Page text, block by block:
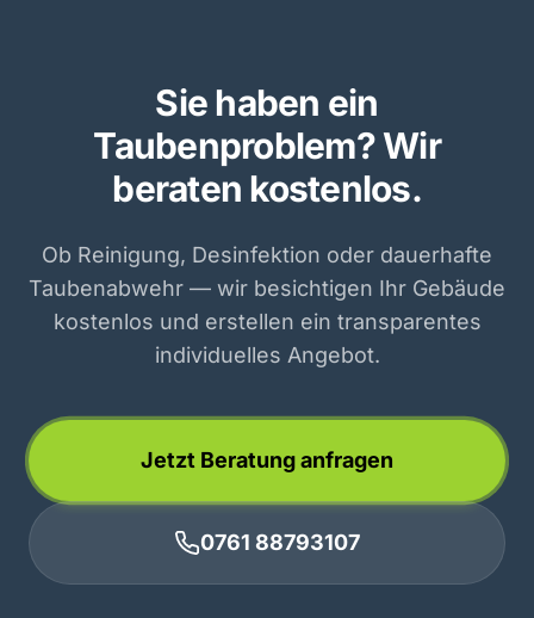
Sie haben ein
Taubenproblem? Wir
beraten kostenlos.
Ob Reinigung, Desinfektion oder dauerhafte
Taubenabwehr — wir besichtigen Ihr Gebäude
kostenlos und erstellen ein transparentes
individuelles Angebot.
Jetzt Beratung anfragen
0761 88793107